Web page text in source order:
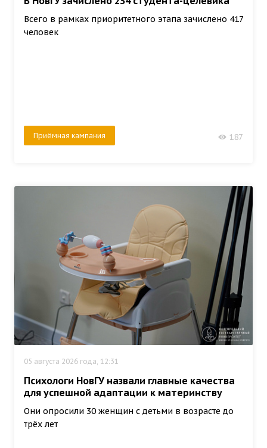
Всего в рамках приоритетного этапа зачислено 417
человек
Приёмная кампания 187
05 августа 2026 года, 12:31
Психологи НовГУ назвали главные качества
для успешной адаптации к материнству
Они опросили 30 женщин с детьми в возрасте до
трёх лет